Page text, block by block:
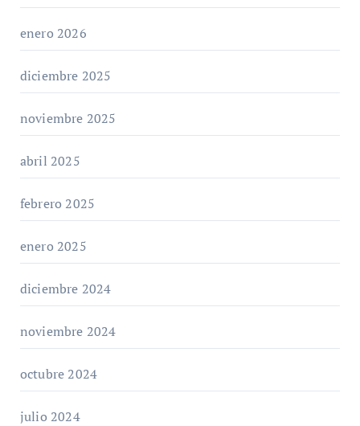
enero 2026
diciembre 2025
noviembre 2025
abril 2025
febrero 2025
enero 2025
diciembre 2024
noviembre 2024
octubre 2024
julio 2024